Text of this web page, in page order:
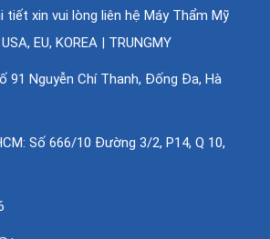
tiết xin vui lòng liên hệ Máy Thẩm Mỹ
EU, KOREA | TRUNGMY
91 Nguyễn Chí Thanh, Đống Đa, Hà
Số 666/10 Đường 3/2, P14, Q 10,